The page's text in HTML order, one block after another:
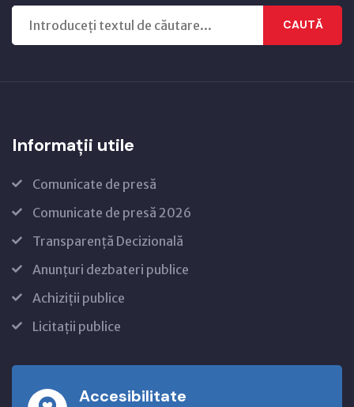
CAUTĂ
Informații utile
Comunicate de presă
Comunicate de presă 2026
Transparență Decizională
Anunțuri dezbateri publice
Achiziții publice
Licitații publice
Accesibilitate